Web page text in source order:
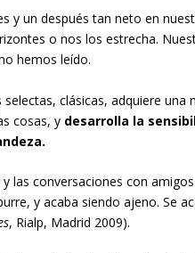
y un después tan neto en
o nos los estrecha.
hemos leído.
clásicas, adquiere una
cosas, y desarrolla la
las conversaciones con
y acaba siendo ajeno. Se
, Rialp, Madrid 2009).